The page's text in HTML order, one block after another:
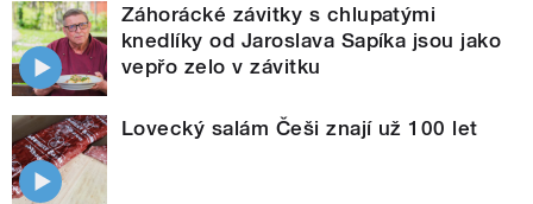
Záhorácké závitky s chlupatými
knedlíky od Jaroslava Sapíka jsou jako
vepřo zelo v závitku
Lovecký salám Češi znají už 100 let